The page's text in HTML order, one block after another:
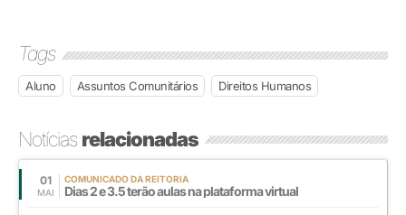
Tags
Aluno Assuntos Comunitários Direitos Humanos
Notíciasrelacionadas
01
MAI
COMUNICADO DA REITORIA
Dias 2 e 3.5 terão aulas na plataforma virtual